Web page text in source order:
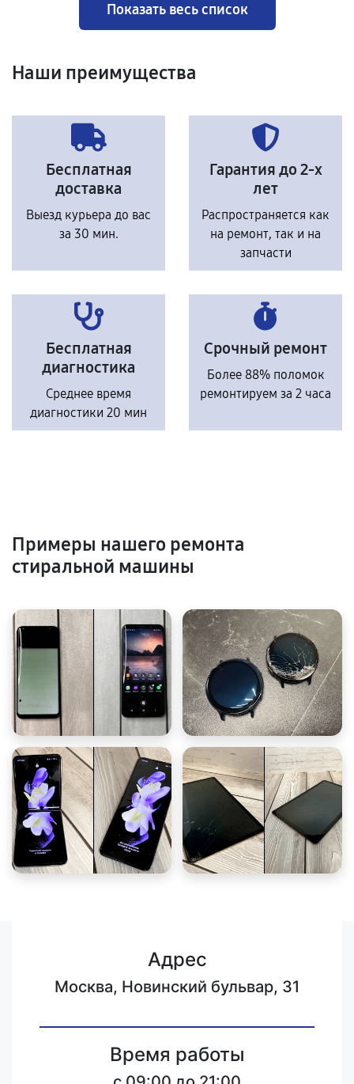
Показать весь список
Наши преимущества
Бесплатная
доставка
Выезд курьера до вас
за 30 мин.
Гарантия до 2-х
лет
Распространяется как
на ремонт, так и на
запчасти
Бесплатная
диагностика
Среднее время
диагностики 20 мин
Срочный ремонт
Более 88% поломок
ремонтируем за 2 часа
Примеры нашего ремонта
стиральной машины
Адрес
Москва, Новинский бульвар, 31
Время работы